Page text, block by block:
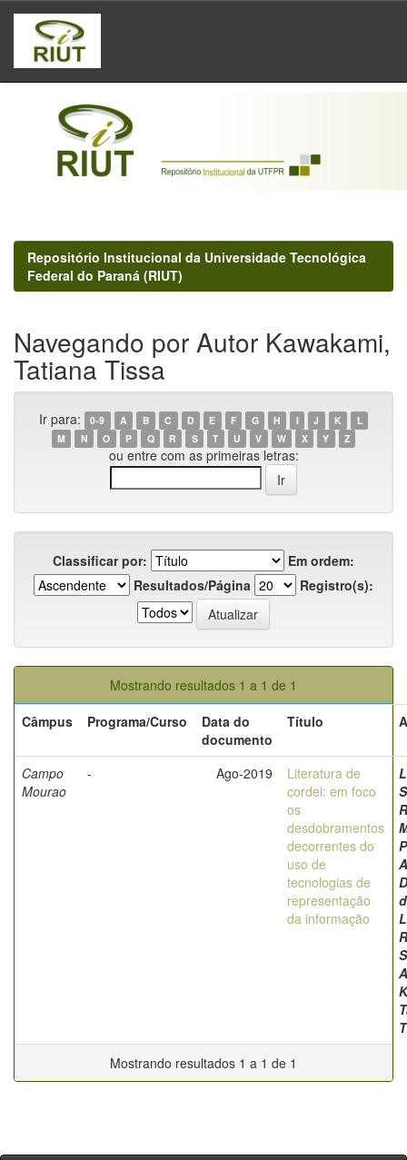
Skip
navigation
Repositório Institucional da Universidade Tecnológica
Federal do Paraná (RIUT)
Navegando por Autor Kawakami,
Tatiana Tissa
Ir para: 0-9 A B C D E F G H I J K
L
M
N O P Q R S T U V W X Y Z
ou entre com as primeiras letras:
Classificar por:
Em ordem:
Resultados/Página
Registro(s):
Mostrando resultados 1 a 1 de 1
Câmpus
Programa/Curso
Data do
documento
Título
Campo
Mourao
- Ago-2019
Literatura de
cordel: em foco
os
desdobramentos
decorrentes do
uso de
tecnologias de
representação
da informação
Mostrando resultados 1 a 1 de 1